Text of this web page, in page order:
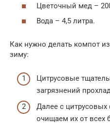
Цветочный мед –
Вода – 4,5 литра.
Как нужно делать компот
зиму:
Цитрусовые
загрязнений
Далее с цитрусовых
очищаем их от всех